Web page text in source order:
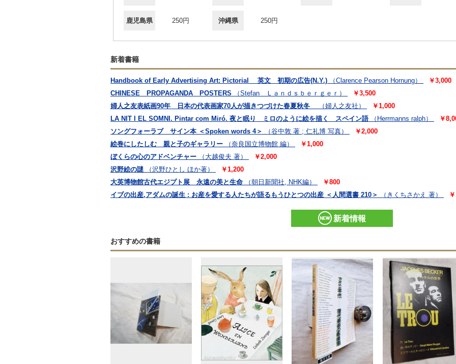
鹿児島県 250円 沖縄県 250円
新着書籍
Handbook of Early Advertising Art: Pictorial 英文 初期の広告(N.Y.) （Clarence Pearson Hornung）
￥3,000
CHINESE PROPAGANDA POSTERS
（Stefan Ｌａｎｄｓｂｅｒｇｅｒ）
￥3,500
婦人之友表紙画90年 日本の代表画家70人が描きつづけた春夏秋冬
（婦人之友社）
￥1,000
LA NIT I EL SOMNI. Pintar com Miró. 夜と眠り ミロのように絵を描く スペイン語
（Herrmanns ralph）
￥
ソングフォーラブ サイン本 ＜Spoken words 4＞
（谷中敦 著 ; 仁礼博 写真）
￥2,000
絵巻にしたしむ 親と子のギャラリー
（奈良国立博物館 編）
￥1,000
ぼくらの心のアドベンチャー
（大越俊夫 著）
￥2,000
沢野絵の謎
（沢野ひとし ほか著）
￥1,200
大英博物館古代エジプト展 永遠の美と生命
（朝日新聞社, NHK編）
￥800
イブの出産,アダムの誕生 : お産を愛する人たちが語るもうひとつの出産 ＜人間選書 210＞
（きくちさかえ 著）
新着情報
おすすめの書籍